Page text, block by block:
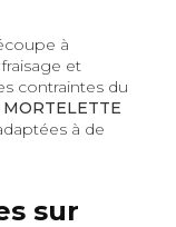
à
et
contraintes du
MORTELETTE
à de
sur